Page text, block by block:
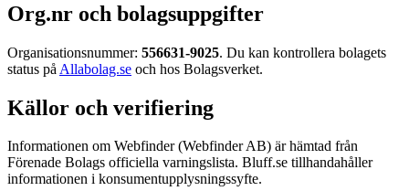
Org.nr och bolagsuppgifter
Organisationsnummer: 556631-9025. Du kan kontrollera bolagets
status på Allabolag.se och hos Bolagsverket.
Källor och verifiering
Informationen om Webfinder (Webfinder AB) är hämtad från
Förenade Bolags officiella varningslista. Bluff.se tillhandahåller
informationen i konsumentupplysningssyfte.